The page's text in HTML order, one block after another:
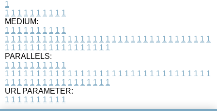
1
1 1 1 1 1 1 1 1 1 1
MEDIUM:
1 1 1 1 1 1 1 1 1 1
1 1 1 1 1 1 1 1 1 1 1 1 1 1 1 1 1 1 1 1 1 1 1 1 1 1 1 1 1 1 1 1 1
1 1 1 1 1 1 1 1 1 1 1 1 1 1 1 1 1
PARALLELS:
1 1 1 1 1 1 1 1 1 1
1 1 1 1 1 1 1 1 1 1 1 1 1 1 1 1 1 1 1 1 1 1 1 1 1 1 1 1 1 1 1 1 1
1 1 1 1 1 1 1 1 1 1 1 1 1 1 1 1 1
URL PARAMETER:
1 1 1 1 1 1 1 1 1 1